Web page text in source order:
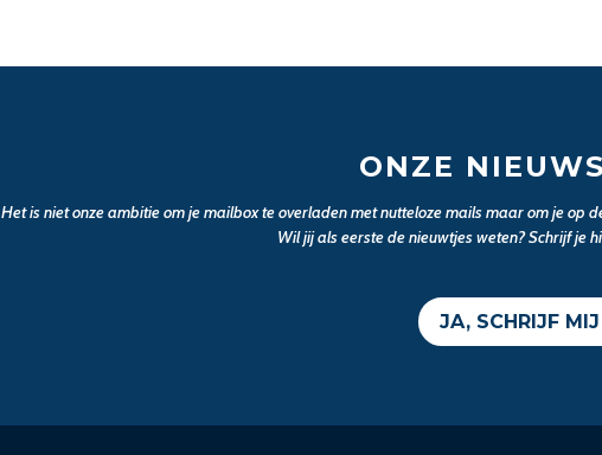
ONZE
Het is niet onze ambitie om je mailbox te overladen met nutteloze mails maar om je op
Wil jij als eerste de nieuwtjes weten? Schrijf je
JA, SCHRIJF